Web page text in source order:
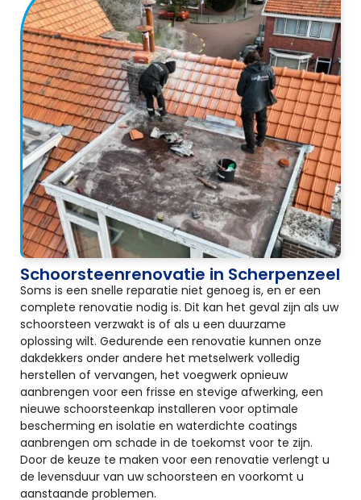
Schoorsteenrenovatie in Scherpenzeel
Soms is een snelle reparatie niet genoeg is, en er een
complete renovatie nodig is. Dit kan het geval zijn als uw
schoorsteen verzwakt is of als u een duurzame
oplossing wilt. Gedurende een renovatie kunnen onze
dakdekkers onder andere het metselwerk volledig
herstellen of vervangen, het voegwerk opnieuw
aanbrengen voor een frisse en stevige afwerking, een
nieuwe schoorsteenkap installeren voor optimale
bescherming en isolatie en waterdichte coatings
aanbrengen om schade in de toekomst voor te zijn.
Door de keuze te maken voor een renovatie verlengt u
de levensduur van uw schoorsteen en voorkomt u
aanstaande problemen.